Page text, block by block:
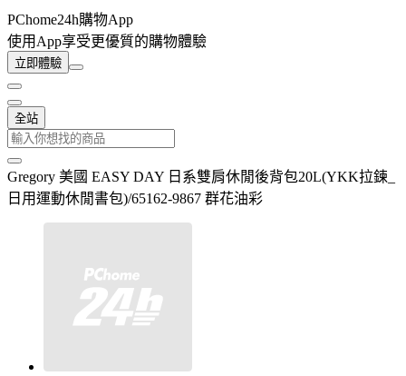
PChome24h購物App
使用App享受更優質的購物體驗
立即體驗
全站
Gregory 美國 EASY DAY 日系雙肩休閒後背包20L(YKK拉鍊_
日用運動休閒書包)/65162-9867 群花油彩